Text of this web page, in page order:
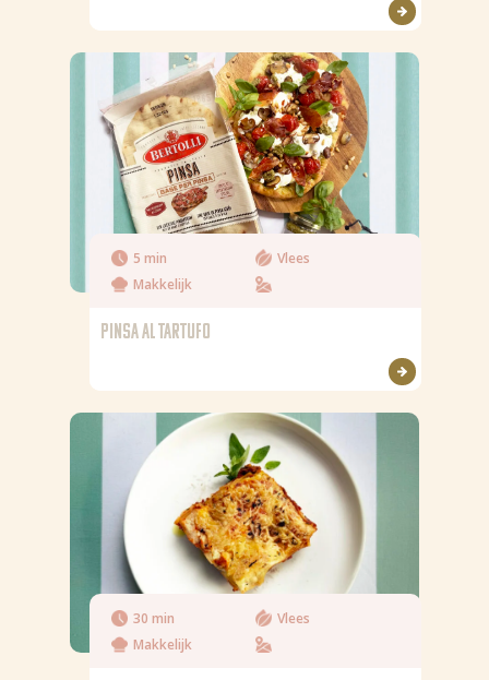
5 min
Vlees
Makkelijk
PINSA AL TARTUFO
30 min
Vlees
Makkelijk